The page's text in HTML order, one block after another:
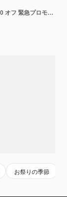
フラッシュバナー ベクトル ボールド レッド 50 オフ 緊急プロモーション ブラックフライデー&リテールキャンペーン
お祭りの季節